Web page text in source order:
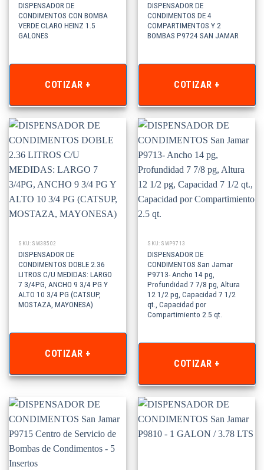
DISPENSADOR DE
CONDIMENTOS CON BOMBA
VERDE CLARO HEINZ 1.5
GALONES
COTIZAR +
DISPENSADOR DE
CONDIMENTOS DE 4
COMPARTIMENTOS Y 2
BOMBAS P9724 SAN JAMAR
COTIZAR +
SKU: SW38502
DISPENSADOR DE
CONDIMENTOS DOBLE 2.36
LITROS C/U MEDIDAS: LARGO
7 3/4PG, ANCHO 9 3/4 PG Y
ALTO 10 3/4 PG (CATSUP,
MOSTAZA, MAYONESA)
COTIZAR +
SKU: SWP9713
DISPENSADOR DE
CONDIMENTOS San Jamar
P9713- Ancho 14 pg,
Profundidad 7 7/8 pg, Altura
12 1/2 pg, Capacidad 7 1/2
qt., Capacidad por
Compartimiento 2.5 qt.
COTIZAR +